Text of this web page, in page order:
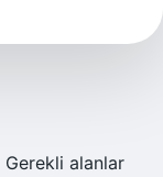
Gerekli alanlar